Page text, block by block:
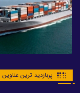
پربازدید ترین عناوین